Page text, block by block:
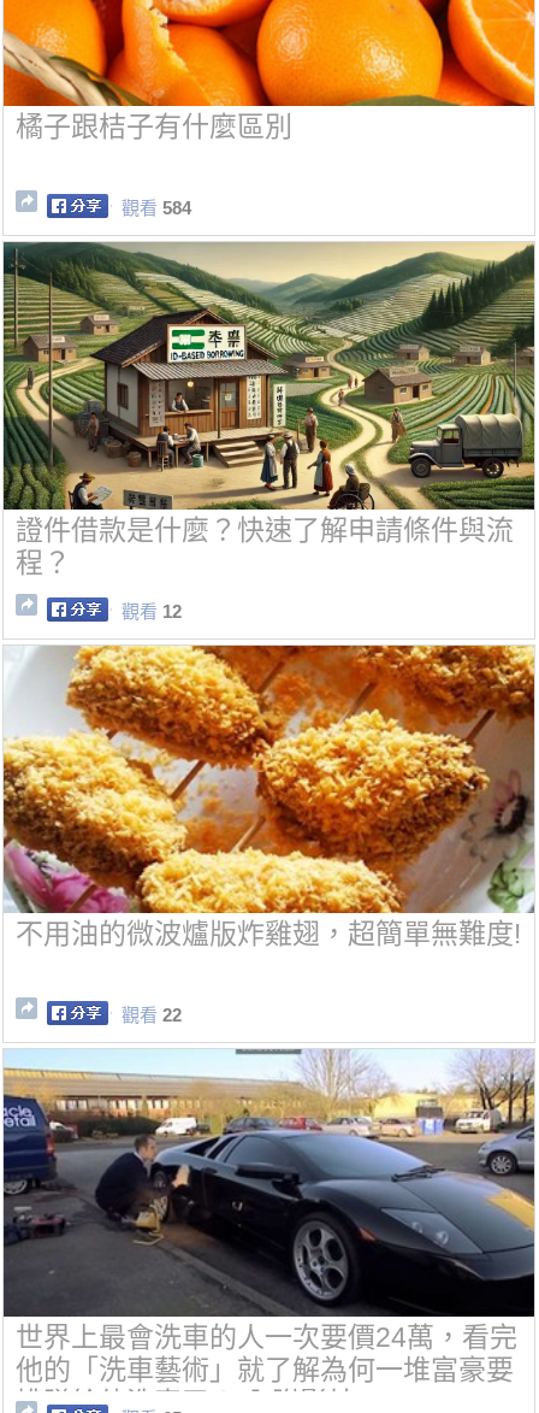
橘子跟桔子有什麼區別
觀看 584
證件借款是什麼？快速了解申請條件與流
程？
觀看 12
不用油的微波爐版炸雞翅，超簡單無難度!
觀看 22
世界上最會洗車的人一次要價24萬，看完
他的「洗車藝術」就了解為何一堆富豪要
排隊給他洗車了！[內附影片]